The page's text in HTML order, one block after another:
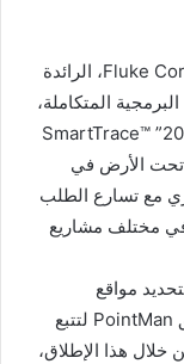
أعلنت شركة “فلوك كوربوريشن” Fluke Corporation، الرائدة
المتكاملة،
اليوم عن إطلاق سلسلة “سمارت تريس 2082” SmartTrace™️
تحت الأرض في
مع تسارع الطلب
في مختلف مشاريع
مواقع
المرافق المدفونة، حيث يمكن ربطها بتطبيق PointMan لتتبع
هذا الإطلاق،